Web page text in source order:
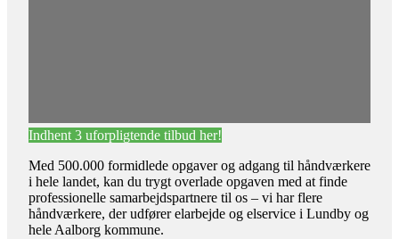
Indhent 3 uforpligtende tilbud her!
Med 500.000 formidlede opgaver og adgang til håndværkere
i hele landet, kan du trygt overlade opgaven med at finde
professionelle samarbejdspartnere til os – vi har flere
håndværkere, der udfører elarbejde og elservice i Lundby og
hele Aalborg kommune.